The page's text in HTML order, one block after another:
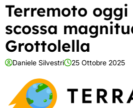
Terremoto oggi
scossa
Grottolella
Daniele Silvestri 25 Ottobre 2025